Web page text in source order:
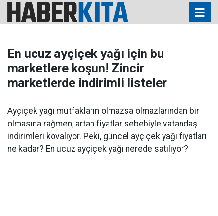
En ucuz ayçiçek yağı için bu
marketlere koşun! Zincir
marketlerde indirimli listeler
Ayçiçek yağı mutfakların olmazsa olmazlarından biri
olmasına rağmen, artan fiyatlar sebebiyle vatandaş
indirimleri kovalıyor. Peki, güncel ayçiçek yağı fiyatları
ne kadar? En ucuz ayçiçek yağı nerede satılıyor?